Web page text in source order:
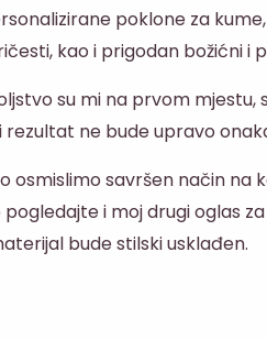
poklone za
kao i prigodan božićni i
su mi na prvom mjestu,
ne bude upravo
osmislimo savršen način na
pogledajte i moj drugi oglas
bude stilski usklađen.